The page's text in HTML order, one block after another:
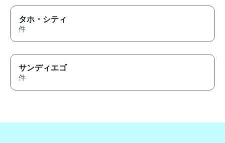
タホ・シティ
件
サンディエゴ
件